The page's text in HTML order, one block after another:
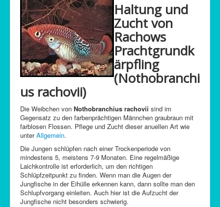
Haltung und
Zucht von
Rachows
Prachtgrundk
ärpfling
(Nothobranchi
us rachovii)
Die Weibchen von Nothobranchius rachovii sind im
Gegensatz zu den farbenprächtigen Männchen graubraun mit
farblosen Flossen. Pflege und Zucht dieser anuellen Art wie
unterAllgemein.
Die Jungen schlüpfen nach einer Trockenperiode von
mindestens 5, meistens 7-9 Monaten. Eine regelmäßige
Laichkontrolle ist erforderlich, um den richtigen
Schlüpfzeitpunkt zu finden. Wenn man die Augen der
Jungfische in der Eihülle erkennen kann, dann sollte man den
Schlupfvorgang einleiten. Auch hier ist die Aufzucht der
Jungfische nicht besonders schwierig.